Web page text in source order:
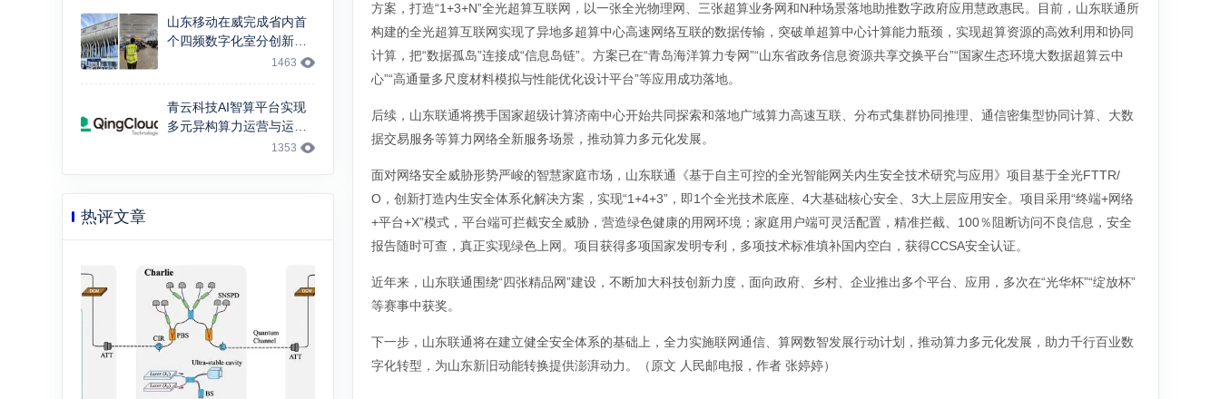
山东移动在威完成省内首
个四频数字化室分创新试
点，“移”路畅通，让春运
1463
青云科技AI智算平台实现
多元异构算力运营与运维
1353
热评文章
方案，打造“1+3+N”全光超算互联网，以一张全光物理网、三张超算业务网和N种场景落地助推数字政府应用慧政惠民。目前，山东联通所
构建的全光超算互联网实现了异地多超算中心高速网络互联的数据传输，突破单超算中心计算能力瓶颈，实现超算资源的高效利用和协同
计算，把“数据孤岛”连接成“信息岛链”。方案已在“青岛海洋算力专网”“山东省政务信息资源共享交换平台”“国家生态环境大数据超算云中
心”“高通量多尺度材料模拟与性能优化设计平台”等应用成功落地。
后续，山东联通将携手国家超级计算济南中心开始共同探索和落地广域算力高速互联、分布式集群协同推理、通信密集型协同计算、大数
据交易服务等算力网络全新服务场景，推动算力多元化发展。
面对网络安全威胁形势严峻的智慧家庭市场，山东联通《基于自主可控的全光智能网关内生安全技术研究与应用》项目基于全光FTTR/
O，创新打造内生安全体系化解决方案，实现“1+4+3”，即1个全光技术底座、4大基础核心安全、3大上层应用安全。项目采用“终端+网络
+平台+X”模式，平台端可拦截安全威胁，营造绿色健康的用网环境；家庭用户端可灵活配置，精准拦截、100％阻断访问不良信息，安全
报告随时可查，真正实现绿色上网。项目获得多项国家发明专利，多项技术标准填补国内空白，获得CCSA安全认证。
近年来，山东联通围绕“四张精品网”建设，不断加大科技创新力度，面向政府、乡村、企业推出多个平台、应用，多次在“光华杯”“绽放杯”
等赛事中获奖。
下一步，山东联通将在建立健全安全体系的基础上，全力实施联网通信、算网数智发展行动计划，推动算力多元化发展，助力千行百业数
字化转型，为山东新旧动能转换提供澎湃动力。（原文 人民邮电报，作者 张婷婷）